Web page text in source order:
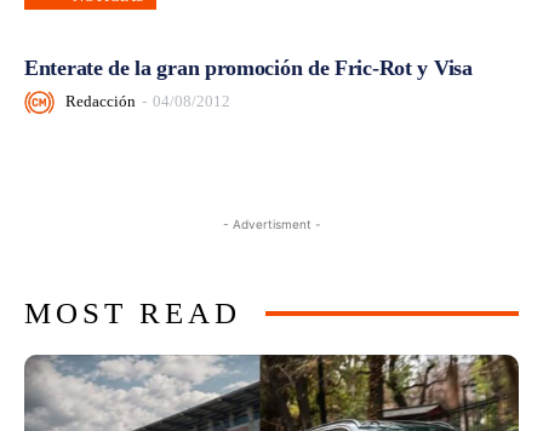
Enterate de la gran promoción de Fric-Rot y Visa
Redacción - 04/08/2012
- Advertisment -
MOST READ